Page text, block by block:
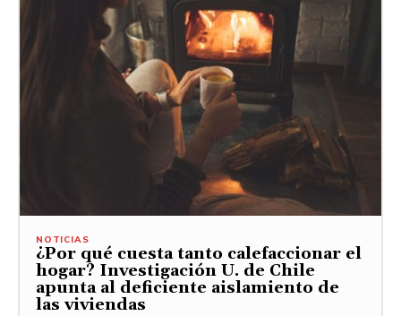
NOTICIAS
¿Por qué cuesta tanto calefaccionar el
hogar? Investigación U. de Chile
apunta al deficiente aislamiento de
las viviendas